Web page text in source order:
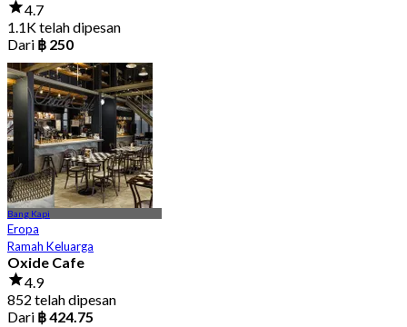
4.7
1.1K telah dipesan
Dari ฿ 250
Bang Kapi
Eropa
Ramah Keluarga
Oxide Cafe
4.9
852 telah dipesan
Dari ฿ 424.75